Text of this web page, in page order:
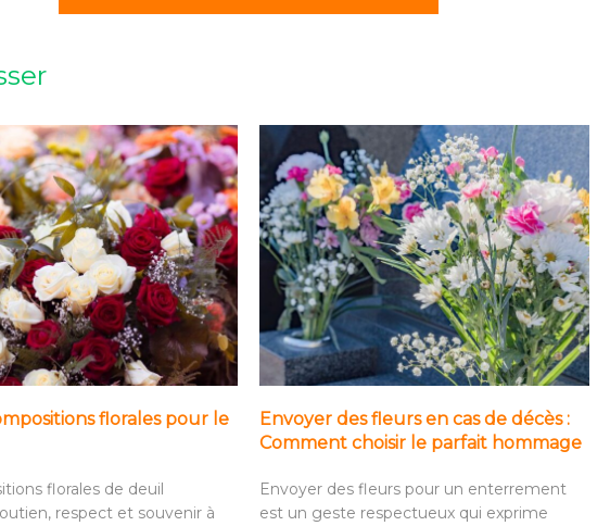
florales pour le
florales de deuil
respect et souvenir à
Envoyer des fleurs en cas de décès :
Comment choisir le parfait hommage
Envoyer des fleurs pour un enterrement
est un geste respectueux qui exprime